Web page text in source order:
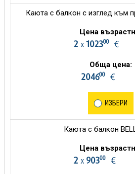
Каюта с балкон с изглед към
Цена
2 х 102300€
Обща цена:
204600€
ИЗБЕРИ
Каюта с балкон
Цена
2 х 90300€